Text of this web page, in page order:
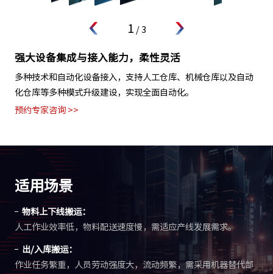
1 / 3
强大设备集成与接入能力，柔性灵活
多种技术和自动化设备接入，支持人工仓库、机械仓库以及自动
化仓库等多种模式升级建设，实现全面自动化。
预约专家咨询 >>
适用场景
物料上下线搬运：
人工作业效率低，物料配送速度慢，需适应产线发展需求。
出/入库搬运：
作业任务繁重，人员劳动强度大，流动频繁，需采用机器替代部